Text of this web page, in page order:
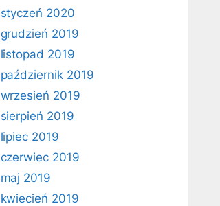
styczeń 2020
grudzień 2019
listopad 2019
październik 2019
wrzesień 2019
sierpień 2019
lipiec 2019
czerwiec 2019
maj 2019
kwiecień 2019